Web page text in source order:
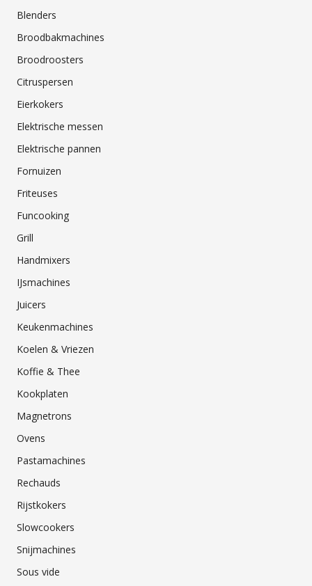
Blenders
Broodbakmachines
Broodroosters
Citruspersen
Eierkokers
Elektrische messen
Elektrische pannen
Fornuizen
Friteuses
Funcooking
Grill
Handmixers
IJsmachines
Juicers
Keukenmachines
Koelen & Vriezen
Koffie & Thee
Kookplaten
Magnetrons
Ovens
Pastamachines
Rechauds
Rijstkokers
Slowcookers
Snijmachines
Sous vide